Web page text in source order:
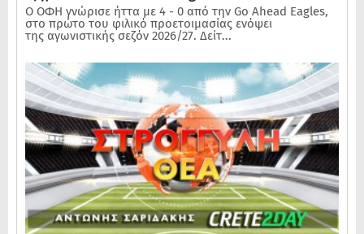
Ο ΟΦΗ γνώρισε ήττα με 4 - 0 από την Go Ahead Eagles,
στο πρώτο του φιλικό προετοιμασίας ενόψει
της αγωνιστικής σεζόν 2026/27. Δείτ...